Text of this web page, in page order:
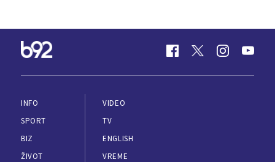
INFO
SPORT
BIZ
ŽIVOT
VIDEO
TV
ENGLISH
VREME